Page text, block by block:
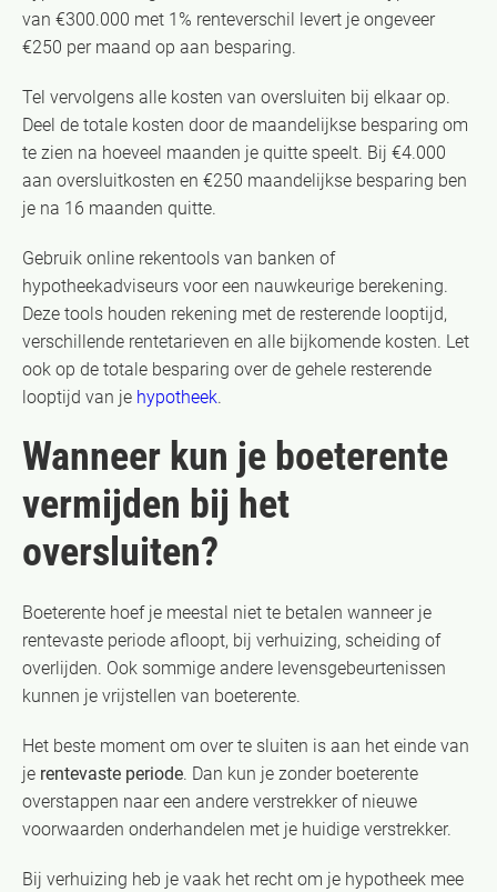
van €300.000 met 1% renteverschil levert je ongeveer
€250 per maand op aan besparing.
Tel vervolgens alle kosten van oversluiten bij elkaar op.
Deel de totale kosten door de maandelijkse besparing om
te zien na hoeveel maanden je quitte speelt. Bij €4.000
aan oversluitkosten en €250 maandelijkse besparing ben
je na 16 maanden quitte.
Gebruik online rekentools van banken of
hypotheekadviseurs voor een nauwkeurige berekening.
Deze tools houden rekening met de resterende looptijd,
verschillende rentetarieven en alle bijkomende kosten. Let
ook op de totale besparing over de gehele resterende
looptijd van je hypotheek.
Wanneer kun je boeterente
vermijden bij het
oversluiten?
Boeterente hoef je meestal niet te betalen wanneer je
rentevaste periode afloopt, bij verhuizing, scheiding of
overlijden. Ook sommige andere levensgebeurtenissen
kunnen je vrijstellen van boeterente.
Het beste moment om over te sluiten is aan het einde van
je rentevaste periode. Dan kun je zonder boeterente
overstappen naar een andere verstrekker of nieuwe
voorwaarden onderhandelen met je huidige verstrekker.
Bij verhuizing heb je vaak het recht om je hypotheek mee